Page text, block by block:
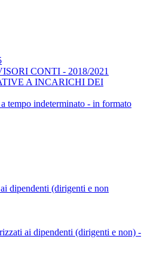
CONTI - 2018/2021
A INCARICHI DEI
tempo indeterminato - in formato
dipendenti (dirigenti e non
ai dipendenti (dirigenti e non) -